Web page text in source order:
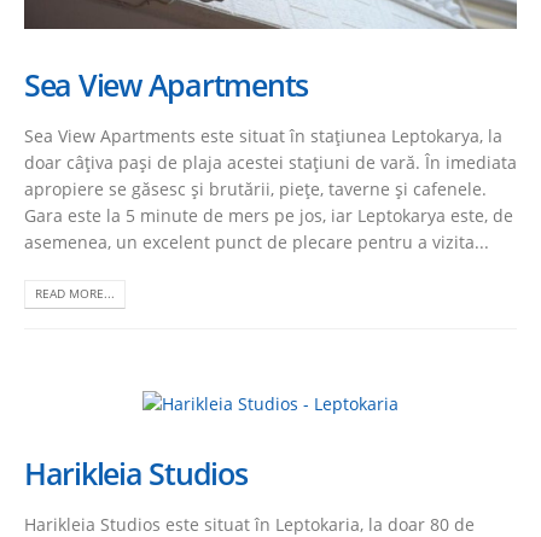
Sea View Apartments
Sea View Apartments este situat în stațiunea Leptokarya, la
doar câțiva pași de plaja acestei stațiuni de vară. În imediata
apropiere se găsesc și brutării, piețe, taverne și cafenele.
Gara este la 5 minute de mers pe jos, iar Leptokarya este, de
asemenea, un excelent punct de plecare pentru a vizita...
READ MORE...
Harikleia Studios
Harikleia Studios este situat în Leptokaria, la doar 80 de